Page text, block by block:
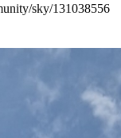
sky/131038556